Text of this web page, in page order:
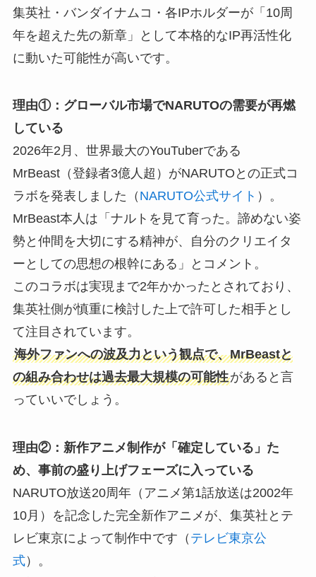
集英社・バンダイナムコ・各IPホルダーが「10周
年を超えた先の新章」として本格的なIP再活性化
に動いた可能性が高いです。
理由①：グローバル市場でNARUTOの需要が再燃
している
2026年2月、世界最大のYouTuberである
MrBeast（登録者3億人超）がNARUTOとの正式コ
ラボを発表しました（ NARUTO公式サイト ）。
MrBeast本人は「ナルトを見て育った。諦めない姿
勢と仲間を大切にする精神が、自分のクリエイタ
ーとしての思想の根幹にある」とコメント。
このコラボは実現まで2年かかったとされており、
集英社側が慎重に検討した上で許可した相手とし
て注目されています。
海外ファンへの波及力という観点で、MrBeastと
の組み合わせは過去最大規模の可能性があると言
っていいでしょう。
理由②：新作アニメ制作が「確定している」た
め、事前の盛り上げフェーズに入っている
NARUTO放送20周年（アニメ第1話放送は2002年
10月）を記念した完全新作アニメが、集英社とテ
レビ東京によって制作中です（ テレビ東京公
式）。